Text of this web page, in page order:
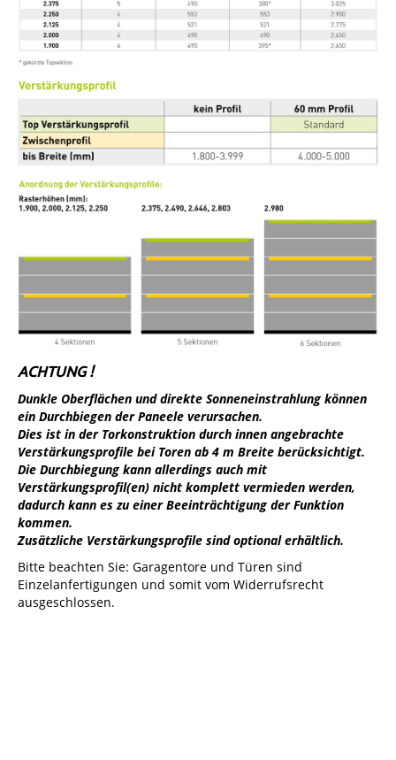
ACHTUNG !
Dunkle Oberflächen und direkte Sonneneinstrahlung können
ein Durchbiegen der Paneele verursachen.
Dies ist in der Torkonstruktion durch innen angebrachte
Verstärkungsprofile bei Toren ab 4 m Breite berücksichtigt.
Die Durchbiegung kann allerdings auch mit
Verstärkungsprofil(en) nicht komplett vermieden werden,
dadurch kann es zu einer Beeinträchtigung der Funktion
kommen.
Zusätzliche Verstärkungsprofile sind optional erhältlich.
Bitte beachten Sie: Garagentore und Türen sind
Einzelanfertigungen und somit vom Widerrufsrecht
ausgeschlossen.